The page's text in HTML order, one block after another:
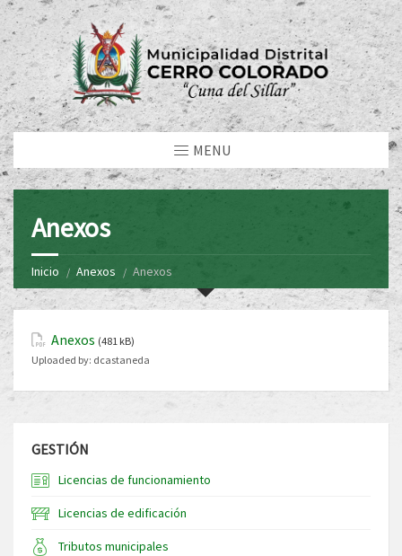
MENU
Anexos
Inicio Anexos Anexos
Anexos (481 kB)
Uploaded by: dcastaneda
GESTIÓN
Licencias de funcionamiento
Licencias de edificación
Tributos municipales